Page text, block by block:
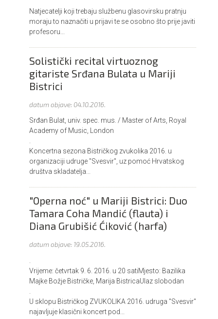
Natjecatelji koji trebaju službenu glasovirsku pratnju
moraju to naznačiti u prijavi te se osobno što prije javiti
profesoru...
Solistički recital virtuoznog
gitariste Srđana Bulata u Mariji
Bistrici
datum objave: 04.10.2016.
Srđan Bulat, univ. spec. mus. / Master of Arts, Royal
Academy of Music, London
.
Koncertna sezona Bistričkog zvukolika 2016. u
organizaciji udruge "Svesvir", uz pomoć Hrvatskog
društva skladatelja...
"Operna noć" u Mariji Bistrici: Duo
Tamara Coha Mandić (flauta) i
Diana Grubišić Ćiković (harfa)
datum objave: 19.05.2016.
Vrijeme: četvrtak 9. 6. 2016. u 20 satiMjesto: Bazilika
Majke Božje Bistričke, Marija BistricaUlaz slobodan
U sklopu Bistričkog ZVUKOLIKA 2016. udruga "Svesvir"
najavljuje klasični koncert pod...